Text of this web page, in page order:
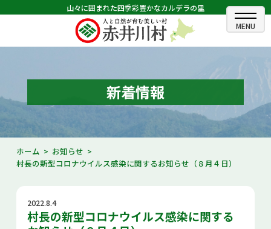
山々に囲まれた四季彩豊かなカルデラの里
ホーム
むらのできごと
むらのプロフィール
くらしの情報
村長室
観光・イベント情報
新着情報
ホーム
お知らせ
村長の新型コロナウイルス感染に関するお知らせ（８月４日）
2022.8.4
村長の新型コロナウイルス感染に関する